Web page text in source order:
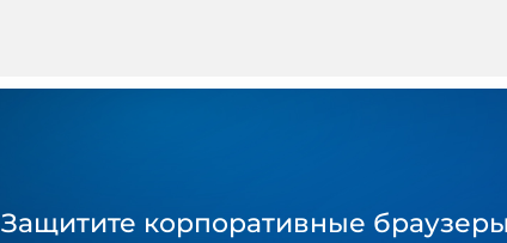
Защитите корпоративные